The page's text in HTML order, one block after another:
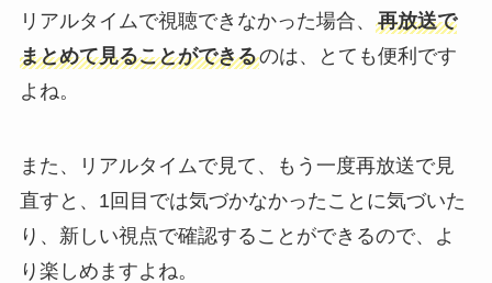
リアルタイムで視聴できなかった場合、 再放送で
まとめて見ることができるのは、とても便利です
よね。
また、リアルタイムで見て、もう一度再放送で見
直すと、1回目では気づかなかったことに気づいた
り、新しい視点で確認することができるので、よ
り楽しめますよね。